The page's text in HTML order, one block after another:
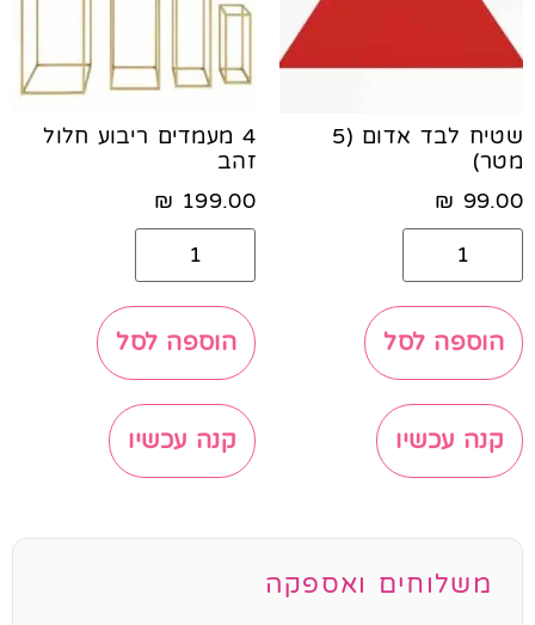
שטיח לבד אדום (5
מטר)
99.00
₪
הוספה לסל
קנה עכשיו
4 מעמדים ריבוע חלול
זהב
199.00
₪
הוספה לסל
קנה עכשיו
משלוחים ואספקה